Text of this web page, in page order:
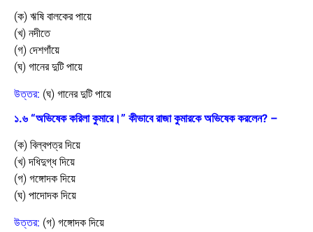
(ক) ঋষি বালকের পায়ে
(খ) নদীতে
(গ) দেশগাঁয়ে
(ঘ) গানের দুটি পায়ে
উত্তর: (ঘ) গানের দুটি পায়ে
১.৬ “অভিষেক করিলা কুমারে।” কীভাবে রাজা কুমারকে অভিষেক করলেন? –
(ক) বিল্বপত্র দিয়ে
(খ) দধিদুগ্ধ দিয়ে
(গ) গঙ্গোদক দিয়ে
(ঘ) পাদোদক দিয়ে
উত্তর: (গ) গঙ্গোদক দিয়ে